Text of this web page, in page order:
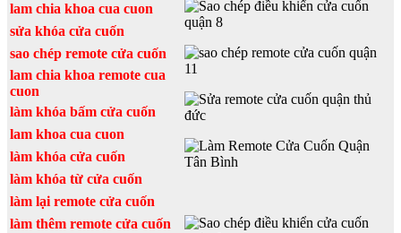
lam chia khoa cua cuon
sửa khóa cửa cuốn
sao chép remote cửa cuốn
lam chia khoa remote cua
cuon
làm khóa bấm cửa cuốn
lam khoa cua cuon
làm khóa cửa cuốn
làm khóa từ cửa cuốn
làm lại remote cửa cuốn
làm thêm remote cửa cuốn